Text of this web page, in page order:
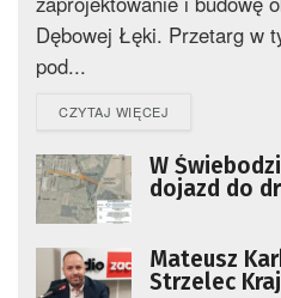
Dębowej Łęki. Przetarg w
pod...
CZYTAJ WIĘCEJ
W
dojazd do
Mateusz
Strzelec